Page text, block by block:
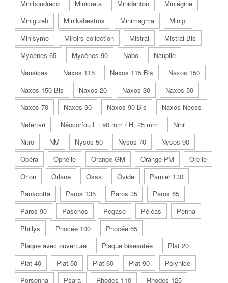
Miniboudreco
Minicreta Minidanton
Miniégine
Minigizeh
Minikabestros Minimagma
Minipi
Minisyme
Miroirs collection Mistral
Mistral Bis
Mycènes 65
Mycènes 90 Nabo
Nauplie
Nausicaa
Naxos 115 Naxos 115 Bis
Naxos 150
Naxos 150 Bis
Naxos 20 Naxos 30
Naxos 50
Naxos 70
Naxos 90 Naxos 90 Bis
Naxos Neess
Nefertari
Néocorfou L : 90 mm / H: 25 mm
Nihil
Nitro
NM Nysos 50 Nysos 70
Nysos 90
Opéra
Ophélie Orange GM Orange PM
Orelle
Orion
Orlane Ossa Ovide
Pamier 130
Panacotta
Paros 135 Paros 35
Paros 65
Paros 90
Paschos Pegase Péléas
Penna
Phillys
Phocée 100
Phocée 65
Plaque avec ouverture
Plaque biseautée
Plat 20
Plat 40
Plat 50 Plat 60 Plat 90
Polynice
Porsenna
Psara Rhodes 110
Rhodes 125